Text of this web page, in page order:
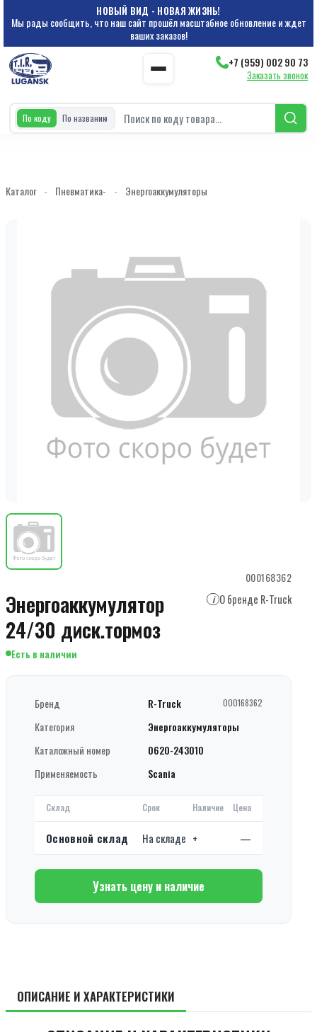
НОВЫЙ ВИД - НОВАЯ ЖИЗНЬ!
Мы рады сообщить, что наш сайт прошёл масштабное обновление и ждет
ваших заказов!
+7 (959) 002 90 73
Заказать звонок
По коду По названию
Каталог - Пневматика- - Энергоаккумуляторы
000168362
Энергоаккумулятор
24/30 диск.тормоз
i О бренде R-Truck
Есть в наличии
Бренд R-Truck 000168362
Категория
Энергоаккумуляторы
Каталожный номер
0620-243010
Применяемость
Scania
Склад Срок Наличие Цена
Основной склад На складе + —
Узнать цену и наличие
ОПИСАНИЕ И ХАРАКТЕРИСТИКИ